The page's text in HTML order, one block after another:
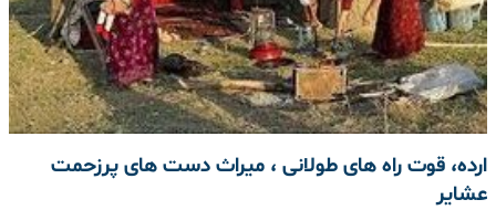
ارده، قوت راه های طولانی ، میراث دست های پرزحمت
عشایر